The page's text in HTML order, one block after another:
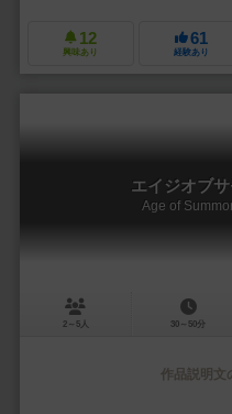
12
興味あり
61
経験あり
エイジオブ
Age of
2～5人 30～50分
作品説明文